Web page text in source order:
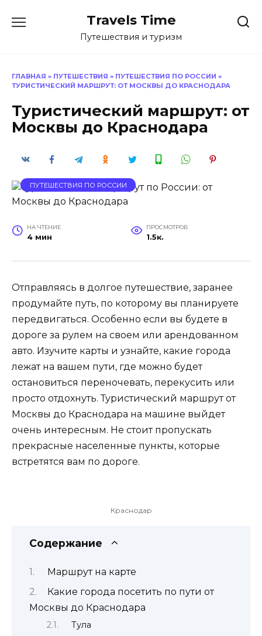
Travels Time
Путешествия и туризм
ГЛАВНАЯ » ПУТЕШЕСТВИЯ » ПУТЕШЕСТВИЯ ПО РОССИИ »
ТУРИСТИЧЕСКИЙ МАРШРУТ: ОТ МОСКВЫ ДО КРАСНОДАРА
Туристический маршрут: от
Москвы до Краснодара
ПУТЕШЕСТВИЯ ПО РОССИИ
НА ЧТЕНИЕ
4 мин
ПРОСМОТРОВ
1.5к.
Отправляясь в долгое путешествие, заранее
продумайте путь, по которому вы планируете
передвигаться. Особенно если вы будете в
дороге за рулем на своем или арендованном
авто. Изучите карты и узнайте, какие города
лежат на вашем пути, где можно будет
остановиться переночевать, перекусить или
просто отдохнуть. Туристический маршрут от
Москвы до Краснодара на машине выйдет
очень интересным. Не стоит пропускать
прекрасные населенные пункты, которые
встретятся вам по дороге.
Краснодар
Содержание
Маршрут на карте
Какие города посетить по пути от
Москвы до Краснодара
Тула